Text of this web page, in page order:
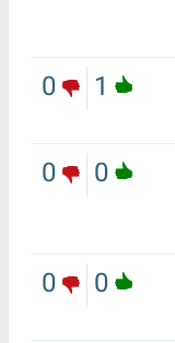
1
0
0
0
0
0